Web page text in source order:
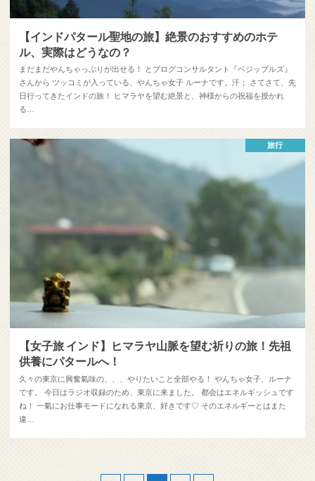
【インドパタール聖地の旅】絶景のおすすめのホテ
ル、実際はどうなの？
まだまだやんちゃっぷりが出せる！ とブログコンサルタント『ベジップルズ』
さんから ツッコミが入っている、やんちゃ女子 ルーナです。汗； さてさて、先
日行ってきたインドの旅！ ヒマラヤを望む絶景と、神様からの祝福を授かれ
る…
旅行
【女子旅 インド】ヒマラヤ山脈を望む祈りの旅！先祖
供養にパタールへ！
久々の東京に興奮氣味の、、、やりたいこと全部やる！ やんちゃ女子、ルーナ
です。 今日はラジオ収録のため、東京に来ました。 都会はエネルギッシュです
ね！ 一氣にお仕事モードになれる東京、好きです♡ そのエネルギーとはまた
違…